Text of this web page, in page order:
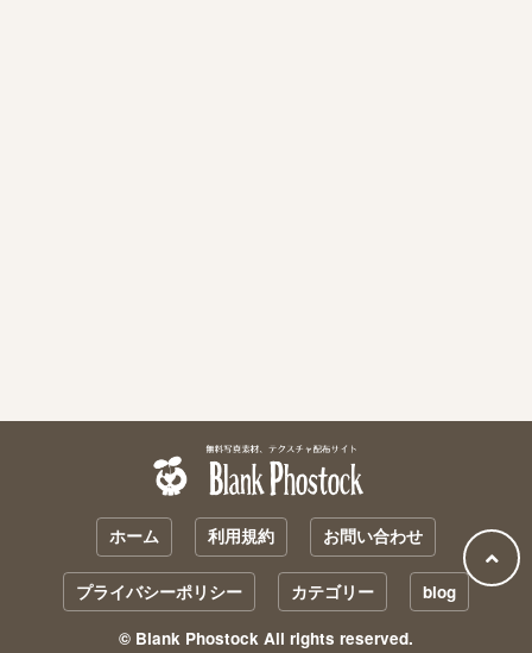
ホーム 利用規約 お問い合わせ
プライバシーポリシー カテゴリー blog
© Blank Phostock All rights reserved.